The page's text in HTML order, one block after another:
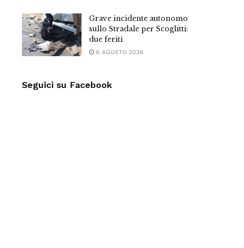
Grave incidente autonomo
sullo Stradale per Scoglitti:
due feriti
6 AGOSTO 2026
Seguici su Facebook